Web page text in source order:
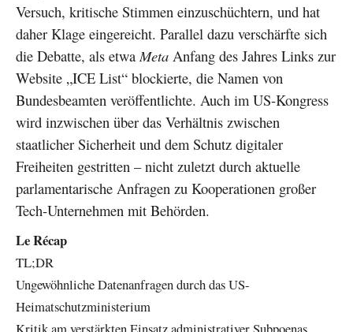
Versuch, kritische Stimmen einzuschüchtern, und hat
daher Klage eingereicht. Parallel dazu verschärfte sich
die Debatte, als etwa Meta Anfang des Jahres Links zur
Website „ICE List“ blockierte, die Namen von
Bundesbeamten veröffentlichte. Auch im US-Kongress
wird inzwischen über das Verhältnis zwischen
staatlicher Sicherheit und dem Schutz digitaler
Freiheiten gestritten – nicht zuletzt durch aktuelle
parlamentarische Anfragen zu Kooperationen großer
Tech-Unternehmen mit Behörden.
Le Récap
TL;DR
Ungewöhnliche Datenanfragen durch das US-
Heimatschutzministerium
Kritik am verstärkten Einsatz administrativer Subpoenas